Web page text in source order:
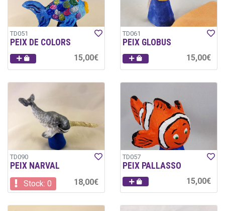
TD051
PEIX DE COLORS
15,00€
TD061
PEIX GLOBUS
15,00€
TD090
PEIX NARVAL
Stock: 0 18,00€
TD057
PEIX PALLASSO
15,00€